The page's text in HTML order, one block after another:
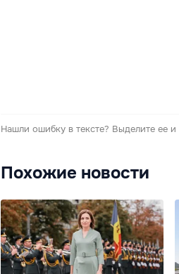
Нашли ошибку в тексте? Выделите ее
Похожие новости